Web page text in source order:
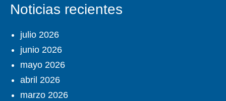
Noticias recientes
julio 2026
junio 2026
mayo 2026
abril 2026
marzo 2026